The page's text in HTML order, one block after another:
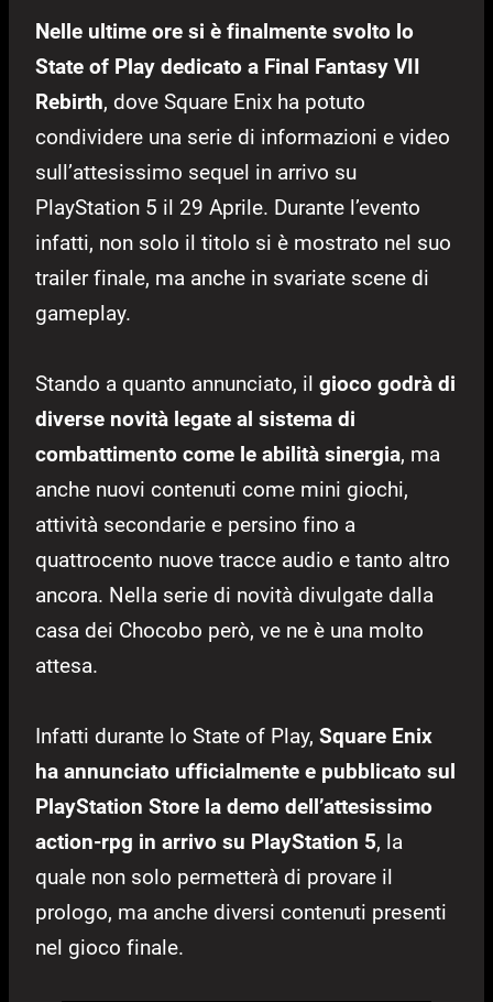
Nelle ultime ore si è finalmente svolto lo
State of Play dedicato a Final Fantasy VII
Rebirth, dove Square Enix ha potuto
condividere una serie di informazioni e video
sull’attesissimo sequel in arrivo su
PlayStation 5 il 29 Aprile. Durante l’evento
infatti, non solo il titolo si è mostrato nel suo
trailer finale, ma anche in svariate scene di
gameplay.
Stando a quanto annunciato, il gioco godrà di
diverse novità legate al sistema di
combattimento come le abilità sinergia, ma
anche nuovi contenuti come mini giochi,
attività secondarie e persino fino a
quattrocento nuove tracce audio e tanto altro
ancora. Nella serie di novità divulgate dalla
casa dei Chocobo però, ve ne è una molto
attesa.
Infatti durante lo State of Play, Square Enix
ha annunciato ufficialmente e pubblicato sul
PlayStation Store la demo dell’attesissimo
action-rpg in arrivo su PlayStation 5, la
quale non solo permetterà di provare il
prologo, ma anche diversi contenuti presenti
nel gioco finale.